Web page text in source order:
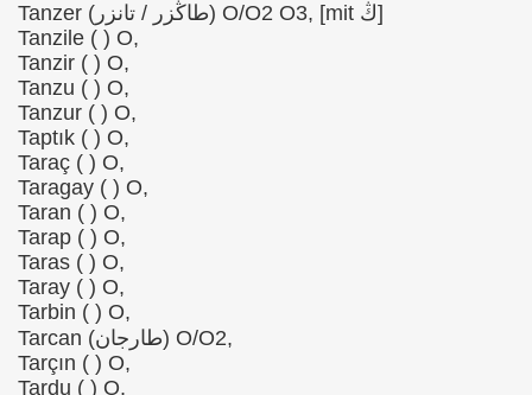
Tanzer (طاڭزر / تانزر) O/O2 O3, [mit ڭ]
Tanzile ( ) O,
Tanzir ( ) O,
Tanzu ( ) O,
Tanzur ( ) O,
Taptık ( ) O,
Taraç ( ) O,
Taragay ( ) O,
Taran ( ) O,
Tarap ( ) O,
Taras ( ) O,
Taray ( ) O,
Tarbin ( ) O,
Tarcan (طارجان) O/O2,
Tarçın ( ) O,
Tardu ( ) O,